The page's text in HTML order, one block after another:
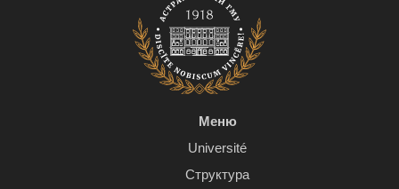
Меню
Université
Структура